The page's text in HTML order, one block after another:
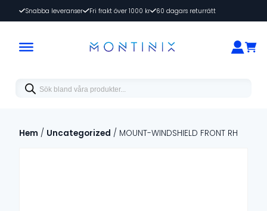
Snabba leveranser Fri frakt över 1000 kr 60 dagars returrätt
Products
search
Hem / Uncategorized / MOUNT-WINDSHIELD FRONT RH